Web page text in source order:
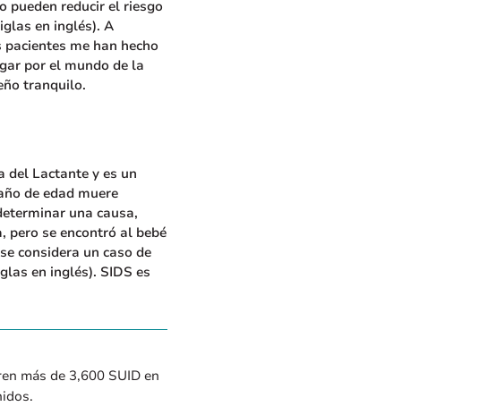
pueden reducir el riesgo
en inglés). A
me han hecho
por el mundo de la
tranquilo.
del Lactante y es un
de edad muere
una causa,
pero se encontró al bebé
considera un caso de
en inglés). SIDS es
más de 3,600 SUID en